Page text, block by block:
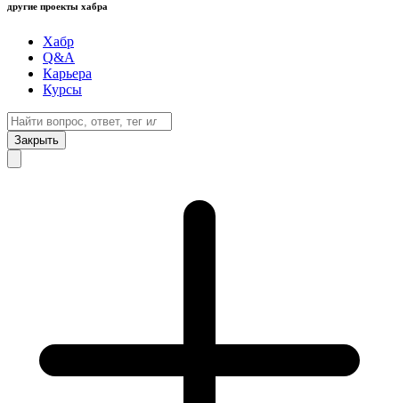
другие проекты хабра
Хабр
Q&A
Карьера
Курсы
Закрыть